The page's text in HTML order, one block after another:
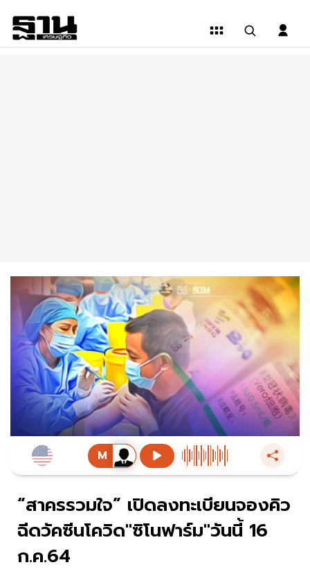
“สาครรวมใจ” เปิดลงทะเบียนจองคิว
ฉีดวัคซีนโควิด"ซิโนฟาร์ม"วันนี้ 16
ก.ค.64